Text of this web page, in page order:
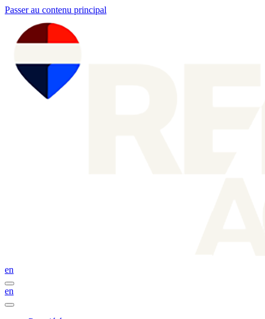
Passer au contenu principal
en
en